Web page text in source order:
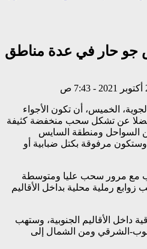
جو حار في عدة مناطق
الخميس، أن تكون الأجواء
فضلا عن تشكل سحب منخفضة كثيفة
السواحل ومنطقة السايس
مرفوقة بكتل ضبابية أو
مع مرور سحب عليا ومتوسطة
زوابع رملية محلية بداخل الأقاليم
داخل الأقاليم الجنوبية، وستهب
الشرقي ومن الشمال إلى